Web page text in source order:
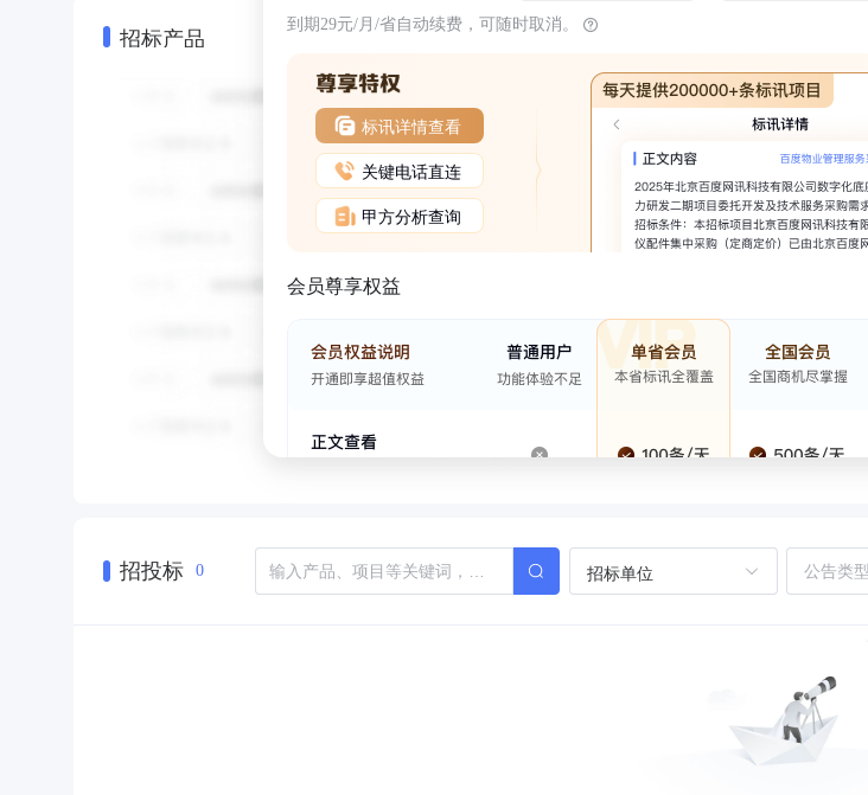
招标产品 到期29元/月/省自动续费，可随时取消。
标讯详情查看
关键电话直连
甲方分析查询
会员尊享权益
招投标 0 招标单位